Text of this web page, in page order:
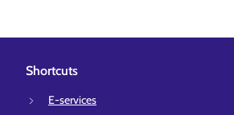
Shortcuts
E-services